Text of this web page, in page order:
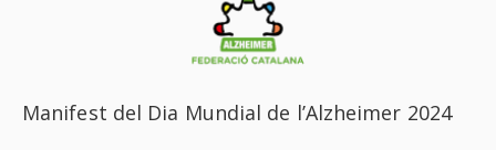
Manifest del Dia Mundial de l’Alzheimer 2024